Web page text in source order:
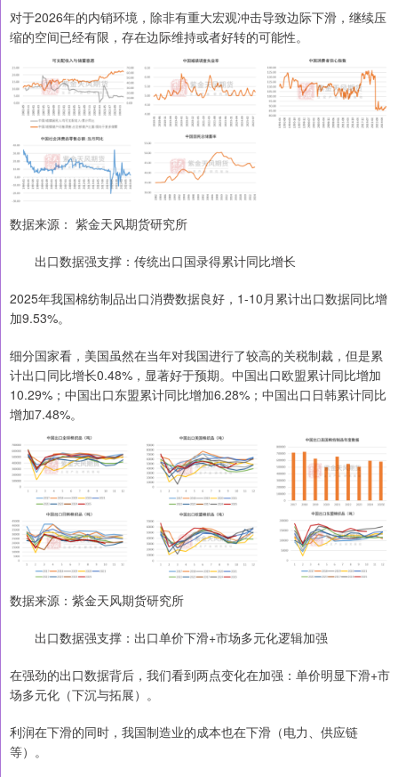
对于2026年的内销环境，除非有重大宏观冲击导致边际下滑，继续压
缩的空间已经有限，存在边际维持或者好转的可能性。
数据来源： 紫金天风期货研究所
出口数据强支撑：传统出口国录得累计同比增长
2025年我国棉纺制品出口消费数据良好，1-10月累计出口数据同比增
加9.53%。
细分国家看，美国虽然在当年对我国进行了较高的关税制裁，但是累
计出口同比增长0.48%，显著好于预期。中国出口欧盟累计同比增加
10.29%；中国出口东盟累计同比增加6.28%；中国出口日韩累计同比
增加7.48%。
数据来源：紫金天风期货研究所
出口数据强支撑：出口单价下滑+市场多元化逻辑加强
在强劲的出口数据背后，我们看到两点变化在加强：单价明显下滑+市
场多元化（下沉与拓展）。
利润在下滑的同时，我国制造业的成本也在下滑（电力、供应链
等）。